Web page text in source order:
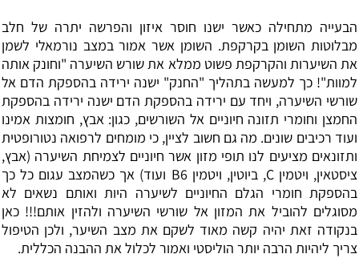
הבעייה מתחילה כאשר ישנו חוסר איזון והפרשה יתרה של חלב
מבלוטות השומן בקרקפת. השומן אשר אמור במצב נורמאלי לשמן
את השיערות והקרקפת פשוט ממלא את שורש השיערה "וחונק אותה
למוות"! כך למעשה בתהליך "החנק" ישנה ירידה בהספקת הדם אל
שורשי השיערה, ויחד עם ירידה בהספקת הדם ישנה ירידה בהספקת
החמצן וחומרי תזונה חיוניים אל השורשים, כגון: אבץ, חומצות אמינו
ועוד רכיבים שונים. מה גם חשוב לציין, כי מומחים לרפואה נטורופטית
ותזונאים מציעים לנו תופי מזון אשר חיוניים לצמיחת השיערה (אבץ,
ציסטאין, ויטמיןC, ביוטין, ויטמיןB6 ועוד) אך כשהמצב עגום כל כך
בהספקת חומרי הגלם החיוניים לשיערה היות ואותם נשאים לא
מסוגלים להוביל את המזון אל שורשי השיערה ולהזין אותם!!! כאן
בנקודה זאת יהיה קשה מאוד לשקם את מצב השיער, ולכן הטיפול
צריך ליהיות הרבה יותר הוליסטי ואמור לכלול את ההבנה הכללית.